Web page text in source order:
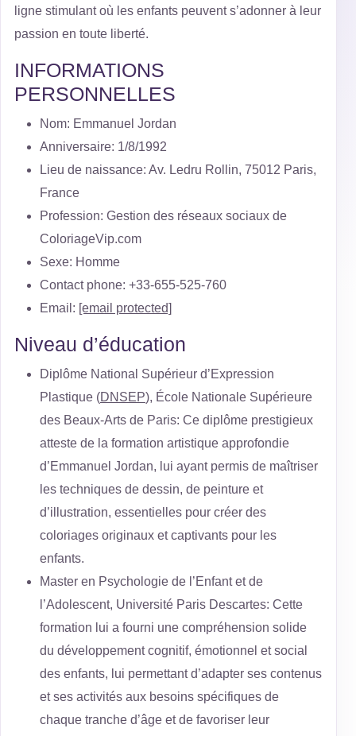
ligne stimulant où les enfants peuvent s’adonner à leur
passion en toute liberté.
INFORMATIONS
PERSONNELLES
Nom: Emmanuel Jordan
Anniversaire: 1/8/1992
Lieu de naissance: Av. Ledru Rollin, 75012 Paris,
France
Profession: Gestion des réseaux sociaux de
ColoriageVip.com
Sexe: Homme
Contact phone: +33-655-525-760
Email: [email protected]
Niveau d’éducation
Diplôme National Supérieur d’Expression
Plastique (DNSEP), École Nationale Supérieure
des Beaux-Arts de Paris: Ce diplôme prestigieux
atteste de la formation artistique approfondie
d’Emmanuel Jordan, lui ayant permis de maîtriser
les techniques de dessin, de peinture et
d’illustration, essentielles pour créer des
coloriages originaux et captivants pour les
enfants.
Master en Psychologie de l’Enfant et de
l’Adolescent, Université Paris Descartes: Cette
formation lui a fourni une compréhension solide
du développement cognitif, émotionnel et social
des enfants, lui permettant d’adapter ses contenus
et ses activités aux besoins spécifiques de
chaque tranche d’âge et de favoriser leur